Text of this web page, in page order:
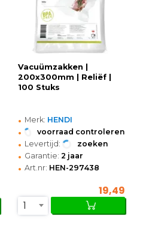
Vacuümzakken |
200x300mm | Reliëf |
100 Stuks
• Merk: HENDI
• voorraad controleren
• Levertijd: zoeken
• Garantie: 2 jaar
• Art.nr: HEN-297438
19,49
1